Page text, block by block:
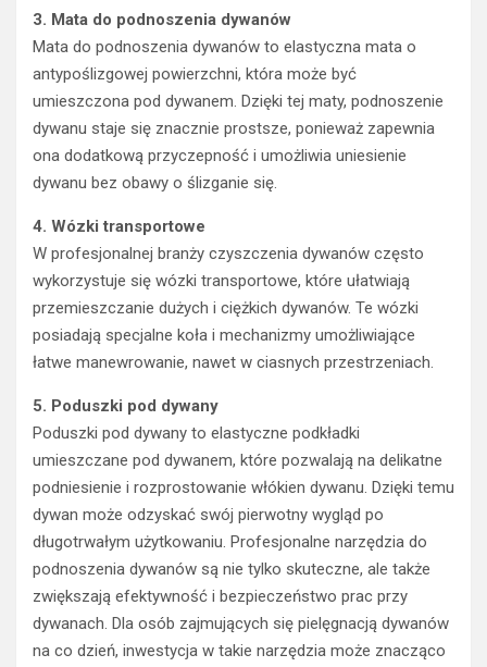
3. Mata do podnoszenia dywanów
Mata do podnoszenia dywanów to elastyczna mata o
antypoślizgowej powierzchni, która może być
umieszczona pod dywanem. Dzięki tej maty, podnoszenie
dywanu staje się znacznie prostsze, ponieważ zapewnia
ona dodatkową przyczepność i umożliwia uniesienie
dywanu bez obawy o ślizganie się.
4. Wózki transportowe
W profesjonalnej branży czyszczenia dywanów często
wykorzystuje się wózki transportowe, które ułatwiają
przemieszczanie dużych i ciężkich dywanów. Te wózki
posiadają specjalne koła i mechanizmy umożliwiające
łatwe manewrowanie, nawet w ciasnych przestrzeniach.
5. Poduszki pod dywany
Poduszki pod dywany to elastyczne podkładki
umieszczane pod dywanem, które pozwalają na delikatne
podniesienie i rozprostowanie włókien dywanu. Dzięki temu
dywan może odzyskać swój pierwotny wygląd po
długotrwałym użytkowaniu. Profesjonalne narzędzia do
podnoszenia dywanów są nie tylko skuteczne, ale także
zwiększają efektywność i bezpieczeństwo prac przy
dywanach. Dla osób zajmujących się pielęgnacją dywanów
na co dzień, inwestycja w takie narzędzia może znacząco